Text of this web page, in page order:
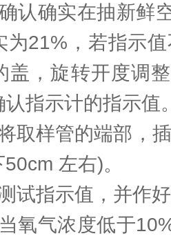
确实在抽新鲜空
为21%，若指示
盖，旋转开度调
指示计的指示值
样管的端部，插
左右)。
指示值，并作好
气浓度低于10%